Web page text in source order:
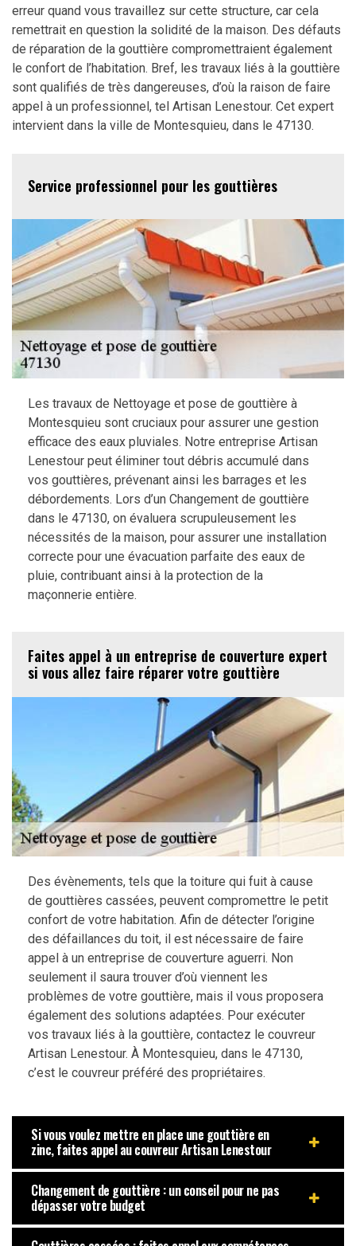
erreur quand vous travaillez sur cette structure, car cela
remettrait en question la solidité de la maison. Des défauts
de réparation de la gouttière compromettraient également
le confort de l’habitation. Bref, les travaux liés à la gouttière
sont qualifiés de très dangereuses, d’où la raison de faire
appel à un professionnel, tel Artisan Lenestour. Cet expert
intervient dans la ville de Montesquieu, dans le 47130.
Service professionnel pour les gouttières
Les travaux de Nettoyage et pose de gouttière à
Montesquieu sont cruciaux pour assurer une gestion
efficace des eaux pluviales. Notre entreprise Artisan
Lenestour peut éliminer tout débris accumulé dans
vos gouttières, prévenant ainsi les barrages et les
débordements. Lors d’un Changement de gouttière
dans le 47130, on évaluera scrupuleusement les
nécessités de la maison, pour assurer une installation
correcte pour une évacuation parfaite des eaux de
pluie, contribuant ainsi à la protection de la
maçonnerie entière.
Faites appel à un entreprise de couverture expert
si vous allez faire réparer votre gouttière
Des évènements, tels que la toiture qui fuit à cause
de gouttières cassées, peuvent compromettre le petit
confort de votre habitation. Afin de détecter l’origine
des défaillances du toit, il est nécessaire de faire
appel à un entreprise de couverture aguerri. Non
seulement il saura trouver d’où viennent les
problèmes de votre gouttière, mais il vous proposera
également des solutions adaptées. Pour exécuter
vos travaux liés à la gouttière, contactez le couvreur
Artisan Lenestour. À Montesquieu, dans le 47130,
c’est le couvreur préféré des propriétaires.
Si vous voulez mettre en place une gouttière en
zinc, faites appel au couvreur Artisan Lenestour
Changement de gouttière : un conseil pour ne pas
dépasser votre budget